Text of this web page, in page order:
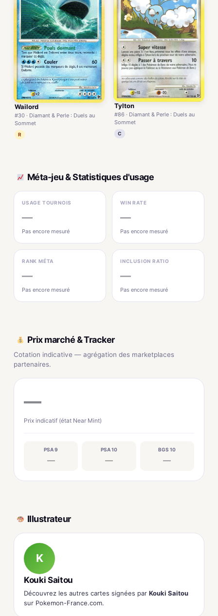
Wailord
#30 · Diamant & Perle : Duels au
Sommet
R
Tylton
#86 · Diamant & Perle : Duels au
Sommet
C
Méta-jeu & Statistiques d'usage
USAGE TOURNOIS
—
Pas encore mesuré
WIN RATE
—
Pas encore mesuré
RANK MÉTA
—
Pas encore mesuré
INCLUSION RATIO
—
Pas encore mesuré
Prix marché & Tracker
Cotation indicative — agrégation des marketplaces
partenaires.
—
Prix indicatif (état Near Mint)
PSA 9
—
PSA 10
—
BGS 10
—
Illustrateur
K
Kouki Saitou
Découvrez les autres cartes signées par Kouki Saitou
sur Pokemon-France.com.